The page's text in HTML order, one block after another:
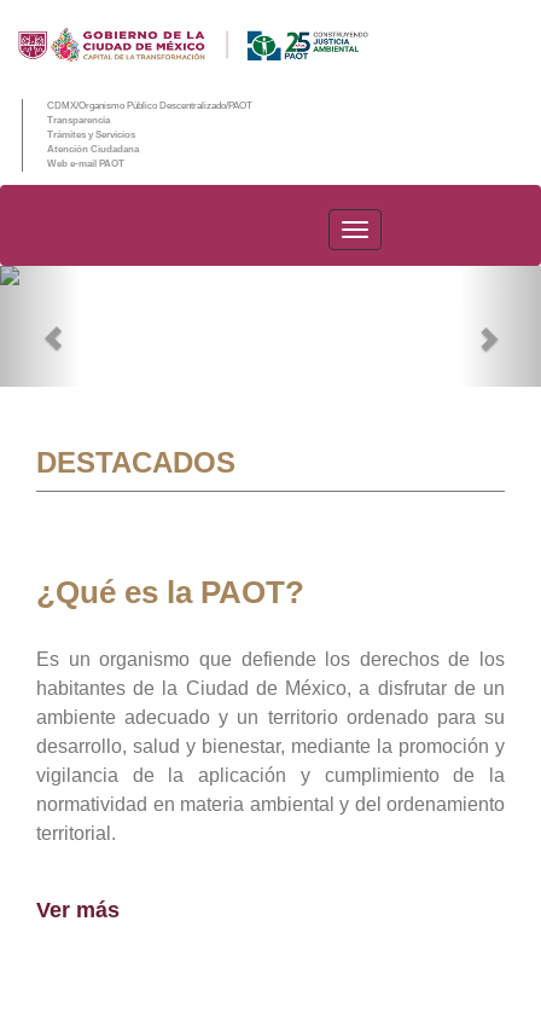
CDMX/Organismo Público Descentralizado/PAOT
Transparencia
Trámites y Servicios
Atención Ciudadana
Web e-mail PAOT
PAOT
DESTACADOS
¿Qué es la PAOT?
Es un organismo que defiende los derechos de los
habitantes de la Ciudad de México, a disfrutar de un
ambiente adecuado y un territorio ordenado para su
desarrollo, salud y bienestar, mediante la promoción y
vigilancia de la aplicación y cumplimiento de la
normatividad en materia ambiental y del ordenamiento
territorial.
Ver más